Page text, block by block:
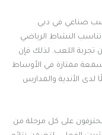
صناعي في دبي
النشاط الرياضي
تجربة اللعب. لذلك فإن
ممتازة في الأوساط
لدى الأندية والمدارس
على كل مرحلة من